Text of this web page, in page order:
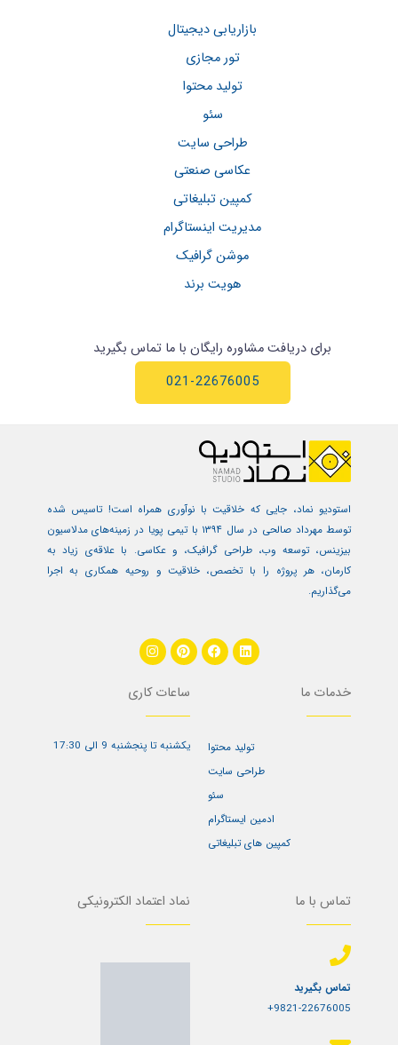
بازاریابی دیجیتال
تور مجازی
تولید محتوا
سئو
طراحی سایت
عکاسی صنعتی
کمپین تبلیغاتی
مدیریت اینستاگرام
موشن گرافیک
هویت برند
برای دریافت مشاوره رایگان با ما تماس بگیرید
021-22676005
استودیو نماد، جایی که خلاقیت با نوآوری همراه است! تاسیس شده
توسط مهرداد صالحی در سال ۱۳۹۴ با تیمی پویا در زمینه‌های مدلاسیون
بیزینس، توسعه وب، طراحی گرافیک، و عکاسی. با علاقه‌ی زیاد به
کارمان، هر پروژه را با تخصص، خلاقیت و روحیه همکاری به اجرا
می‌گذاریم.
L
i
n
F
a
c
P
i
n
e
e
s
t
I
n
s
t
a
r
a
m
خدمات ما
تولید محتوا
طراحی سایت
سئو
ادمین ایستاگرام
کمپین های تبلیغاتی
ساعات کاری
یکشنبه تا پنجشنبه 9 الی 17:30
تماس با ما
تماس بگیرید
9821-22676005+
نماد اعتماد الکترونیکی